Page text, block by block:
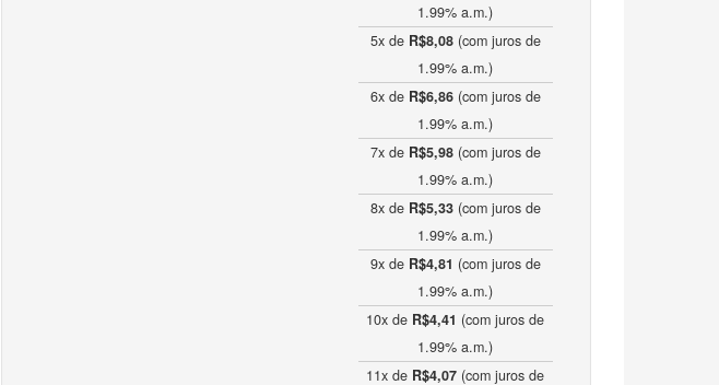
1.99% a.m.)
5x de R$8,08(com juros de
1.99% a.m.)
6x de R$6,86(com juros de
1.99% a.m.)
7x de R$5,98(com juros de
1.99% a.m.)
8x de R$5,33(com juros de
1.99% a.m.)
9x de R$4,81 (com juros de
1.99% a.m.)
10x de R$4,41 (com juros de
1.99% a.m.)
11x de R$4,07 (com juros de